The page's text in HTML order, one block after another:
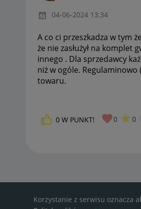
‎04-06-2024 13:34
A co ci przeszkadza w tym
że nie zasłużył na komplet
innego . Dla sprzedawcy
niż w ogóle.
towaru.
0 W PUNKT! 0 0
Korzystanie z serwisu oznacza